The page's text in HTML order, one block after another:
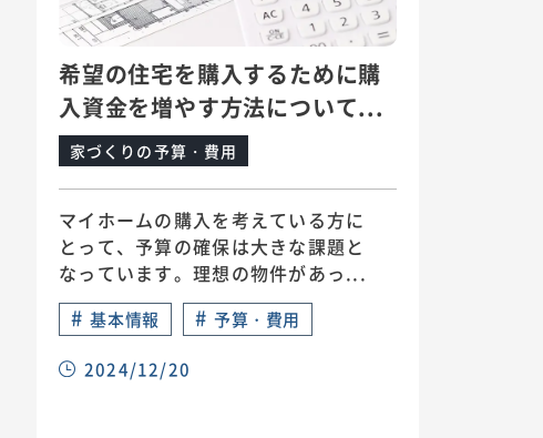
希望の住宅を購入するために購
入資金を増やす方法について...
家づくりの予算・費用
マイホームの購入を考えている方に
とって、予算の確保は大きな課題と
なっています。理想の物件があっ...
# 基本情報 # 予算・費用
2024/12/20